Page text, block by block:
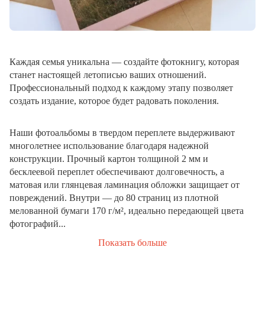
Каждая семья уникальна — создайте фотокнигу, которая
станет настоящей летописью ваших отношений.
Профессиональный подход к каждому этапу позволяет
создать издание, которое будет радовать поколения.
Наши фотоальбомы в твердом переплете выдерживают
многолетнее использование благодаря надежной
конструкции. Прочный картон толщиной 2 мм и
бесклеевой переплет обеспечивают долговечность, а
матовая или глянцевая ламинация обложки защищает от
повреждений. Внутри — до 80 страниц из плотной
мелованной бумаги 170 г/м², идеально передающей цвета
фотографий...
Показать больше